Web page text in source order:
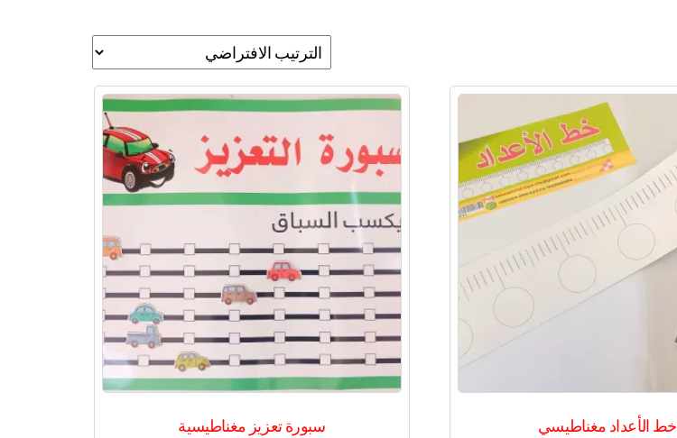
خط الأعداد مغناطيسي سبورة تعزيز مغناطيسية